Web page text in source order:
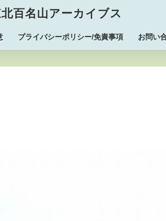
百名山アーカイブス
プライバシーポリシー/免責事項 お問い